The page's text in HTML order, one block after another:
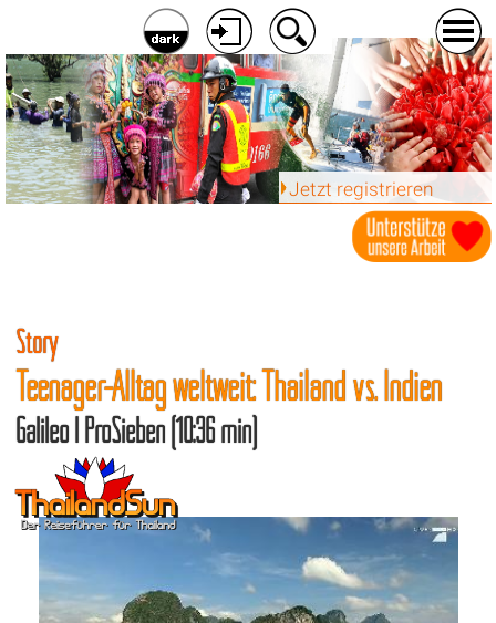
Jetzt registrieren
Story
Teenager-Alltag weltweit: Thailand vs. Indien
Galileo | ProSieben (10:36 min)